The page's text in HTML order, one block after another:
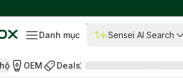
Danh mục Sensei AI Search
OEM Deals